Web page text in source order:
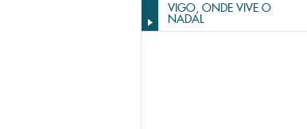
VIGO, ONDE VIVE O
NADAL